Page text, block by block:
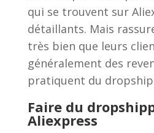
qui se trouvent sur
détaillants. Mais
très bien que leurs
généralement des
pratiquent du
Faire du
Aliexpress